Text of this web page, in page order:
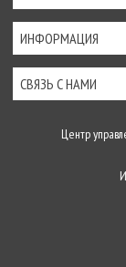
ИНФОРМАЦИЯ
СВЯЗЬ С НАМИ
Центр